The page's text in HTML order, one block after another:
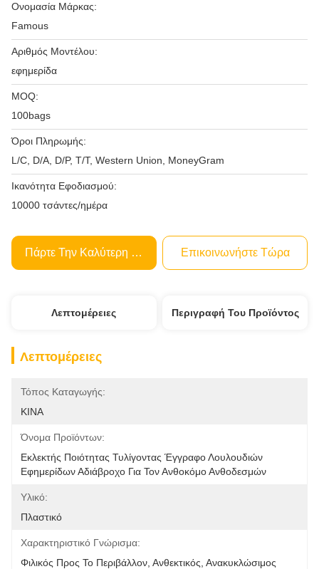
Ονομασία Μάρκας:
Famous
Αριθμός Μοντέλου:
εφημερίδα
MOQ:
100bags
Όροι Πληρωμής:
L/C, D/A, D/P, T/T, Western Union, MoneyGram
Ικανότητα Εφοδιασμού:
10000 τσάντες/ημέρα
Πάρτε Την Καλύτερη Τιμή Επικοινωνήστε Τώρα
Λεπτομέρειες Περιγραφή Του Προϊόντος
Λεπτομέρειες
Τόπος Καταγωγής:
ΚΙΝΑ
Όνομα Προϊόντων:
Εκλεκτής Ποιότητας Τυλίγοντας Έγγραφο Λουλουδιών
Εφημερίδων Αδιάβροχο Για Τον Ανθοκόμο Ανθοδεσμών
Υλικό:
Πλαστικό
Χαρακτηριστικό Γνώρισμα:
Φιλικός Προς Το Περιβάλλον, Ανθεκτικός, Ανακυκλώσιμος